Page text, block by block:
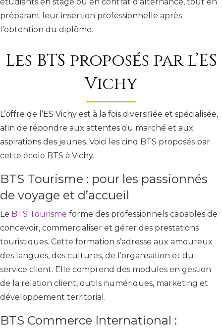
préparant leur insertion professionnelle après
l’obtention du diplôme.
Les BTS proposés par l’ES
Vichy
L’offre de l’ES Vichy est à la fois diversifiée et spécialisée,
afin de répondre aux attentes du marché et aux
aspirations des jeunes. Voici les cinq BTS proposés par
cette école BTS à Vichy.
BTS Tourisme : pour les passionnés
de voyage et d’accueil
Le BTS Tourisme forme des professionnels capables de
concevoir, commercialiser et gérer des prestations
touristiques. Cette formation s’adresse aux amoureux
des langues, des cultures, de l’organisation et du
service client. Elle comprend des modules en gestion
de la relation client, outils numériques, marketing et
développement territorial.
BTS Commerce International :